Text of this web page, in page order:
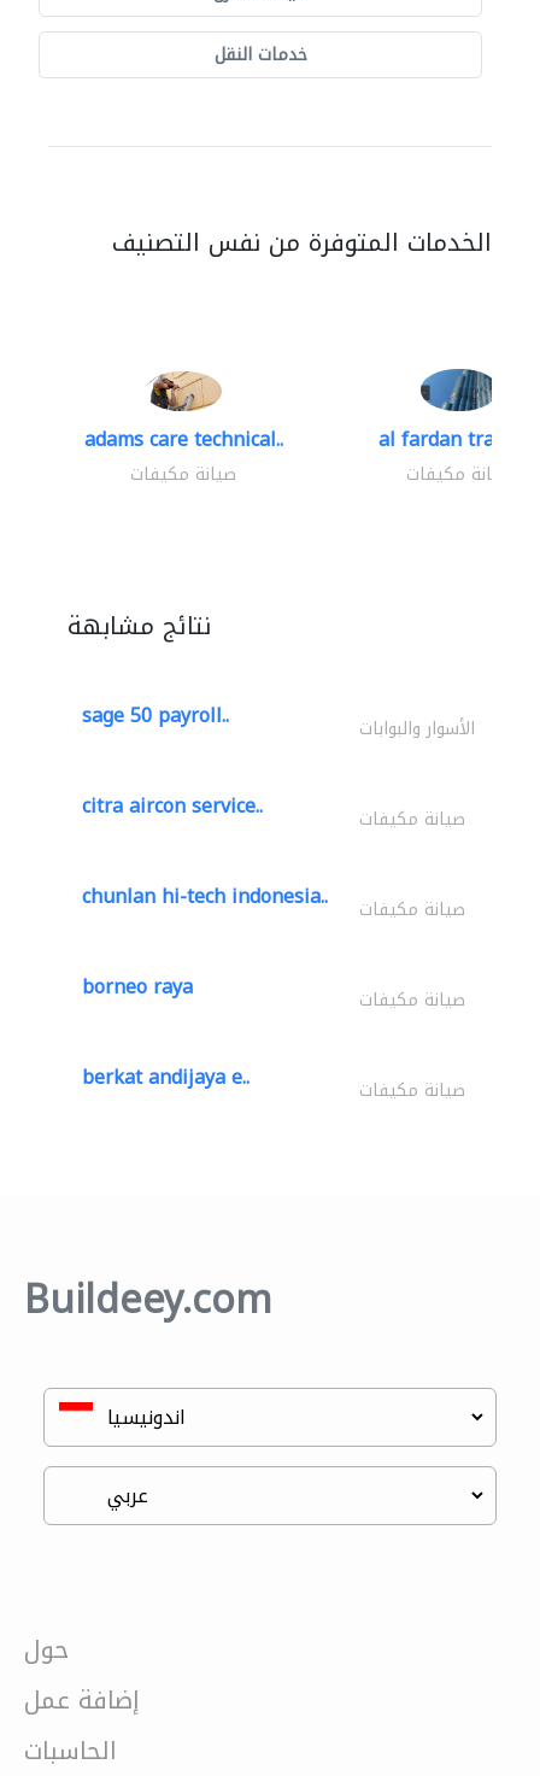
خدمات النقل
الخدمات المتوفرة من نفس التصنيف
adams care technical..
صيانة مكيفات
al fardan trading..
صيانة مكيفات
نتائج مشابهة
sage 50 payroll.. الأسوار والبوابات
citra aircon service.. صيانة مكيفات
chunlan hi-tech indonesia.. صيانة مكيفات
borneo raya صيانة مكيفات
berkat andijaya e.. صيانة مكيفات
Buildeey.com
حول
إضافة عمل
الحاسبات